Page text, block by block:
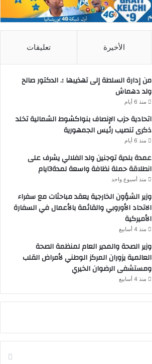
الأخيرة تعليقات
من إدارة السلطة إلى تهذيبها ؛. الدكتور صالح
ولد دهماش
منذ 6 أيام
اتحادية حزب الإنصاف بنواكشوط الشمالية تخلد
ذكرى تنصيب رئيس الجمهورية
منذ 6 أيام
عمدة بلدية توجنين ولد الفلالي يشرف على
انطلاقة حملة نظافة واسعة لمدة3ايام
منذ أسبوع واحد
وزير الشؤون الخارجية يعقد مباحثات مع سفراء
الاتحاد الأوروبي والقائمة بالأعمال في السفارة
الأميركية
منذ 4 أسابيع
وزير الصحة والمدير العام لمنظمة الصحة
العالمية يزوران المركز الوطني لأمراض القلب
ومستشفى الرضوان الخيري
منذ 4 أسابيع